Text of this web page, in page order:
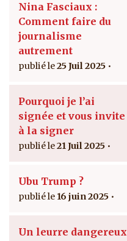
Nina Fasciaux :
Comment faire du
journalisme
autrement
25 Juil 2025
Pourquoi je l’ai
signée et vous invite
à la signer
21 Juil 2025
Ubu Trump ?
16 juin 2025
Un leurre dangereux